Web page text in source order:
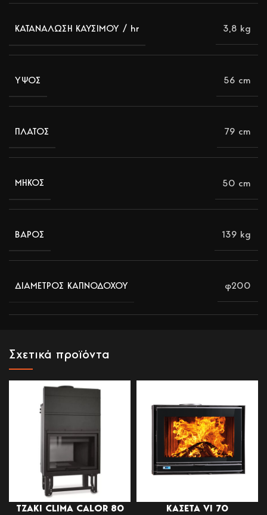
ΚΑΤΑΝΑΛΩΣΗ ΚΑΥΣΙΜΟΥ / hr 3,8 kg
ΥΨΟΣ 56 cm
ΠΛΑΤΟΣ 79 cm
ΜΗΚΟΣ 50 cm
ΒΑΡΟΣ 139 kg
ΔΙΑΜΕΤΡΟΣ ΚΑΠΝΟΔΟΧΟΥ φ200
Σχετικά προϊόντα
ΤΖΑΚΙ CLIMA CALOR 80
ΚΑΣΕΤΑ VI 70